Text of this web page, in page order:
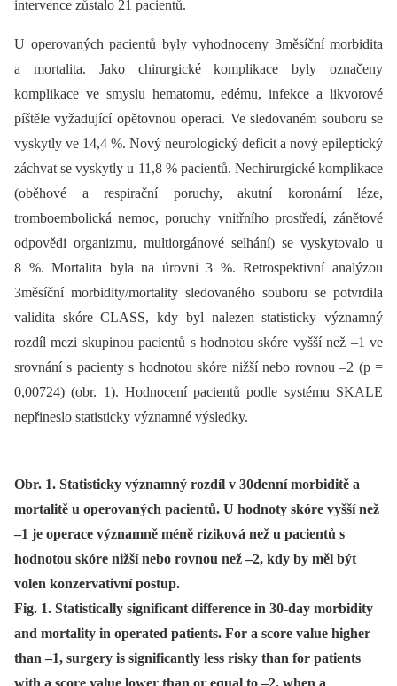
intervence zůstalo 21 pacientů.
U operovaných pacientů byly vyhodnoceny 3měsíční morbidita
a mortalita. Jako chirurgické komplikace byly označeny
komplikace ve smyslu hematomu, edému, infekce a likvorové
píštěle vyžadující opětovnou operaci. Ve sledovaném souboru se
vyskytly ve 14,4 %. Nový neurologický deficit a nový epileptický
záchvat se vyskytly u 11,8 % pacientů. Nechirurgické komplikace
(oběhové a respirační poruchy, akutní koronární léze,
tromboembolická nemoc, poruchy vnitřního prostředí, zánětové
odpovědi organizmu, multiorgánové selhání) se vyskytovalo u
8 %. Mortalita byla na úrovni 3 %. Retrospektivní analýzou
3měsíční morbidity/mortality sledovaného souboru se potvrdila
validita skóre CLASS, kdy byl nalezen statisticky významný
rozdíl mezi skupinou pacientů s hodnotou skóre vyšší než –1 ve
srovnání s pacienty s hodnotou skóre nižší nebo rovnou –2 (p =
0,00724) (obr. 1). Hodnocení pacientů podle systému SKALE
nepřineslo statisticky významné výsledky.
Obr. 1. Statisticky významný rozdíl v 30denní morbiditě a
mortalitě u operovaných pacientů. U hodnoty skóre vyšší než
–1 je operace významně méně riziková než u pacientů s
hodnotou skóre nižší nebo rovnou než –2, kdy by měl být
volen konzervativní postup.
Fig. 1. Statistically significant difference in 30-day morbidity
and mortality in operated patients. For a score value higher
than –1, surgery is significantly less risky than for patients
with a score value lower than or equal to –2, when a